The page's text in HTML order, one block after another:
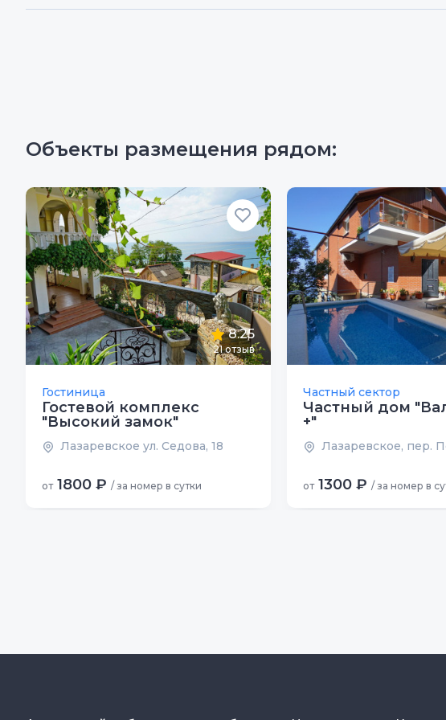
Объекты размещения рядом:
8.25
21отзыв
Гостиница
Гостевой комплекс
"Высокий замок"
Лазаревское ул. Седова, 18
от 1800 ₽ / за номер в сутки
Частный сектор
Частный дом
+"
Лазаревское, пер.
от 1300 ₽ / за номер в